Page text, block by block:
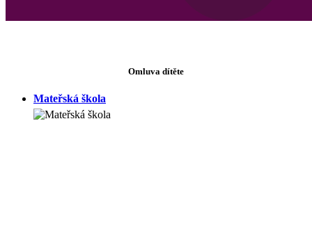
Omluva dítěte
Mateřská škola